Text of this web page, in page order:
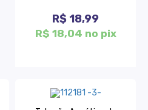
R$ 18,99
R$ 18,04 no pix